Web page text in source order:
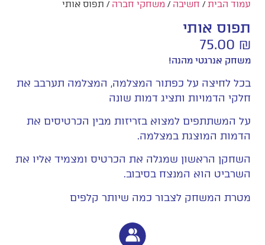
עמוד הבית/ חשיבה / משחקי חברה / תפוס אותי
תפוס אותי
75.00 ₪
משחק אנרגטי מהנה!
בכל לחיצה על כפתור המצלמה, המצלמה תערבב את
חלקי הדמויות ותציג דמות שונה
על המשתתפים למצוא בזריזות מבין הכרטיסים את
הדמות המוצגת במצלמה.
השחקן הראשון שמגלה את הכרטיס ומצמיד אליו את
השרביט הוא המנצח בסיבוב.
מטרת המשחק לצבור כמה שיותר קלפים